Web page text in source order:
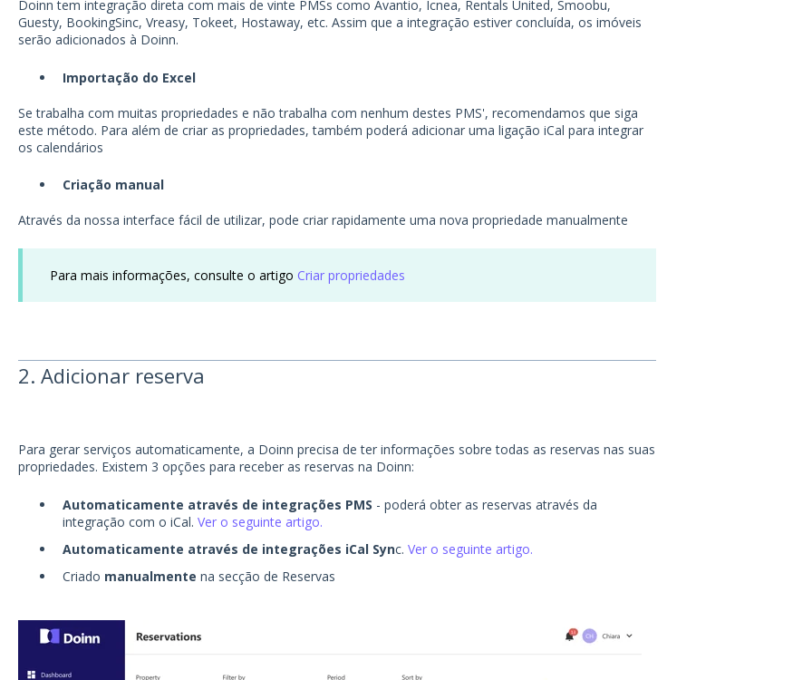
Doinn tem integração direta com mais de vinte PMSs como Avantio, Icnea, Rentals United, Smoobu,
Guesty, BookingSinc, Vreasy, Tokeet, Hostaway, etc. Assim que a integração estiver concluída, os imóveis
serão adicionados à Doinn.
Importação do Excel
Se trabalha com muitas propriedades e não trabalha com nenhum destes PMS', recomendamos que siga
este método. Para além de criar as propriedades, também poderá adicionar uma ligação iCal para integrar
os calendários
Criação manual
Através da nossa interface fácil de utilizar, pode criar rapidamente uma nova propriedade manualmente
Para mais informações, consulte o artigo Criar propriedades
2. Adicionar reserva
Para gerar serviços automaticamente, a Doinn precisa de ter informações sobre todas as reservas nas suas
propriedades. Existem 3 opções para receber as reservas na Doinn:
Automaticamente através de integrações PMS - poderá obter as reservas através da
integração com o iCal. Ver o seguinte artigo.
Automaticamente através de integrações iCal Sync. Ver o seguinte artigo.
Criado manualmente na secção de Reservas